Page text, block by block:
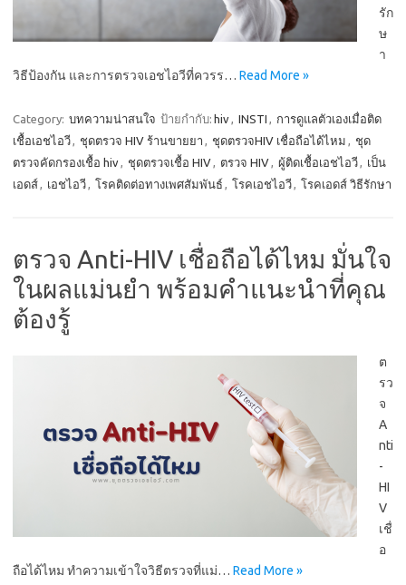
รัก
ษ
า
วิธีป้องกัน และการตรวจเอชไอวีที่ควรร… Read More »
Category: บทความน่าสนใจ ป้ายกำกับ: hiv, INSTI , การดูแลตัวเองเมื่อติด
เชื้อเอชไอวี, ชุดตรวจ HIV ร้านขายยา , ชุดตรวจHIV เชื่อถือได้ไหม , ชุด
ตรวจคัดกรองเชื้อ hiv, ชุดตรวจเชื้อ HIV, ตรวจ HIV, ผู้ติดเชื้อเอชไอวี, เป็น
เอดส์, เอชไอวี, โรคติดต่อทางเพศสัมพันธ์ , โรคเอชไอวี, โรคเอดส์ วิธีรักษา
ตรวจ Anti-HIV เชื่อถือได้ไหม มั่นใจ
ในผลแม่นยำ พร้อมคำแนะนำที่คุณ
ต้องรู้
ต
รว
จ
A
nti
-
HI
V
เชื่
อ
ถือได้ไหม ทำความเข้าใจวิธีตรวจที่แม่… Read More »